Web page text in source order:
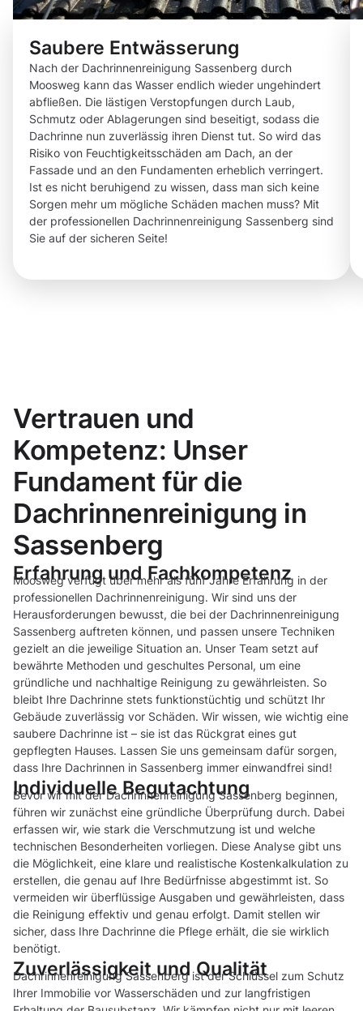
Saubere Entwässerung
Nach der Dachrinnenreinigung Sassenberg durch
Moosweg kann das Wasser endlich wieder ungehindert
abfließen. Die lästigen Verstopfungen durch Laub,
Schmutz oder Ablagerungen sind beseitigt, sodass die
Dachrinne nun zuverlässig ihren Dienst tut. So wird das
Risiko von Feuchtigkeitsschäden am Dach, an der
Fassade und an den Fundamenten erheblich verringert.
Ist es nicht beruhigend zu wissen, dass man sich keine
Sorgen mehr um mögliche Schäden machen muss? Mit
der professionellen Dachrinnenreinigung Sassenberg sind
Sie auf der sicheren Seite!
Vertrauen und
Kompetenz: Unser
Fundament für die
Dachrinnenreinigung in
Sassenberg
Erfahrung und Fachkompetenz
Moosweg verfügt über mehr als fünf Jahre Erfahrung in der
professionellen Dachrinnenreinigung. Wir sind uns der
Herausforderungen bewusst, die bei der Dachrinnenreinigung
Sassenberg auftreten können, und passen unsere Techniken
gezielt an die jeweilige Situation an. Unser Team setzt auf
bewährte Methoden und geschultes Personal, um eine
gründliche und nachhaltige Reinigung zu gewährleisten. So
bleibt Ihre Dachrinne stets funktionstüchtig und schützt Ihr
Gebäude zuverlässig vor Schäden. Wir wissen, wie wichtig eine
saubere Dachrinne ist – sie ist das Rückgrat eines gut
gepflegten Hauses. Lassen Sie uns gemeinsam dafür sorgen,
dass Ihre Dachrinnen in Sassenberg immer einwandfrei sind!
Individuelle Begutachtung
Bevor wir mit der Dachrinnenreinigung Sassenberg beginnen,
führen wir zunächst eine gründliche Überprüfung durch. Dabei
erfassen wir, wie stark die Verschmutzung ist und welche
technischen Besonderheiten vorliegen. Diese Analyse gibt uns
die Möglichkeit, eine klare und realistische Kostenkalkulation zu
erstellen, die genau auf Ihre Bedürfnisse abgestimmt ist. So
vermeiden wir überflüssige Ausgaben und gewährleisten, dass
die Reinigung effektiv und genau erfolgt. Damit stellen wir
sicher, dass Ihre Dachrinne die Pflege erhält, die sie wirklich
benötigt.
Zuverlässigkeit und Qualität
Dachrinnenreinigung Sassenberg ist der Schlüssel zum Schutz
Ihrer Immobilie vor Wasserschäden und zur langfristigen